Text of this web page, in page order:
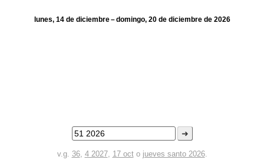
lunes, 14 de diciembre – domingo, 20 de diciembre de 2026
➜
v.g. 36, 4 2027, 17 octo jueves santo 2026.